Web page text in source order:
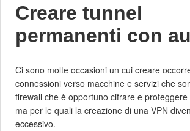
Creare tunnel
permanenti con
Ci sono molte occasioni un cui creare
connessioni verso macchine e servizi che
firewall che è opportuno cifrare e
ma per le quali la creazione di una VPN
eccessivo.